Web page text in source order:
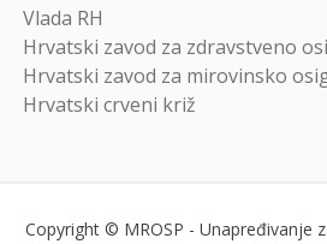
Vlada RH
Hrvatski zavod za zdravstveno
Hrvatski zavod za mirovinsko
Hrvatski crveni križ
Copyright © MROSP - Unapređivanje